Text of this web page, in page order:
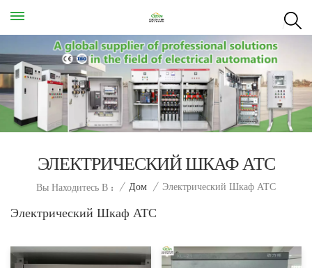
ЭЛЕКТРИЧЕСКИЙ ШКАФ АТС
Вы Находитесь В : / Дом / Электрический Шкаф АТС
Электрический Шкаф АТС